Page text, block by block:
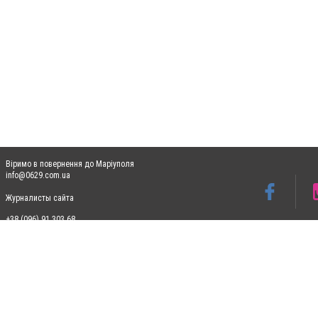
Віримо в повернення до Маріуполя
info@0629.com.ua
Журналисты сайта
+38 (096) 91 303 68